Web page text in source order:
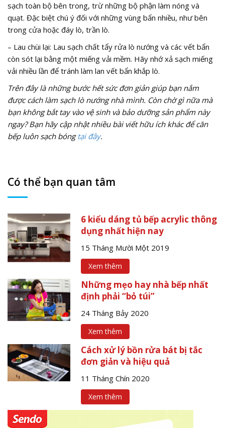
sạch toàn bộ bên trong, trừ những bộ phận làm nóng và
quạt. Đặc biệt chú ý đối với những vùng bẩn nhiều, như bên
trong cửa hoặc đáy lò, trần lò.
– Lau chùi lại: Lau sạch chất tẩy rửa lò nướng và các vết bẩn
còn sót lại bằng một miếng vải mềm. Hãy nhớ xả sạch miếng
vải nhiều lần để tránh làm lan vết bẩn khắp lò.
Trên đây là những bước hết sức đơn giản giúp bạn nắm
được cách làm sạch lò nướng nhà mình. Còn chờ gì nữa mà
bạn không bắt tay vào vệ sinh và bảo dưỡng sản phẩm này
ngay? Bạn hãy cập nhật nhiều bài viết hữu ích khác để căn
bếp luôn sạch bóngtại đây.
Có thể bạn quan tâm
6 kiểu dáng tủ bếp acrylic thông
dụng nhất hiện nay
15 Tháng Mười Một 2019
Xem thêm
Những mẹo hay nhà bếp nhất
định phải “bỏ túi”
24 Tháng Bảy 2020
Xem thêm
Cách xử lý bồn rửa bát bị tắc
đơn giản và hiệu quả
11 Tháng Chín 2020
Xem thêm